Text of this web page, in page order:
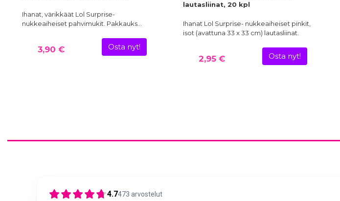
Ihanat, värikkäät Lol Surprise-
nukkeaiheiset pahvimukit. Pakkauks…
3,90 € Osta nyt!
lautasliinat, 20 kpl
Ihanat Lol Surprise- nukkeaiheiset pinkit,
isot (avattuna 33 x 33 cm) lautasliinat.
2,95 € Osta nyt!
4.7473 arvostelut